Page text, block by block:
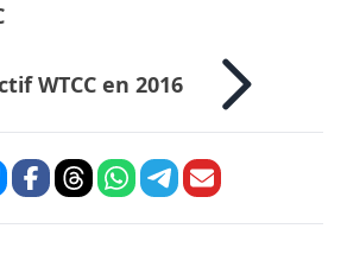
WTCC en 2016